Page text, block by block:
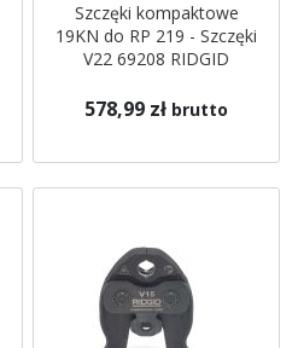
Szczęki kompaktowe
19KN do RP 219 - Szczęki
V22 69208 RIDGID
578,99 zł brutto